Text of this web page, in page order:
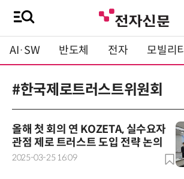
AI·SW 반도체 전자 모빌리티
#한국제로트러스트위원회
올해 첫 회의 연 KOZETA, 실수요자
관점 제로 트러스트 도입 전략 논의
2025-03-25 16:09